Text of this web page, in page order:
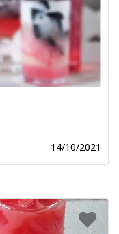
14/10/2021